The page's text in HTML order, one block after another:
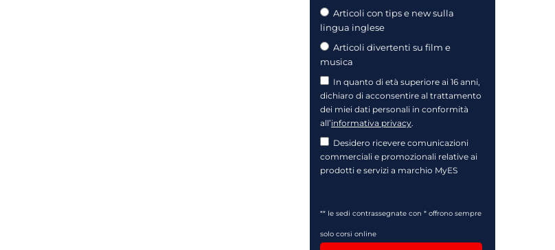
Articoli con tips e new sulla
lingua inglese
Articoli divertenti su film e
musica
In quanto di età superiore ai 16 anni,
dichiaro di acconsentire al trattamento
dei miei dati personali in conformità
all’informativa privacy.
Desidero ricevere comunicazioni
commerciali e promozionali relative ai
prodotti e servizi a marchio MyES
** le sedi contrassegnate con * offrono sempre
solo corsi online